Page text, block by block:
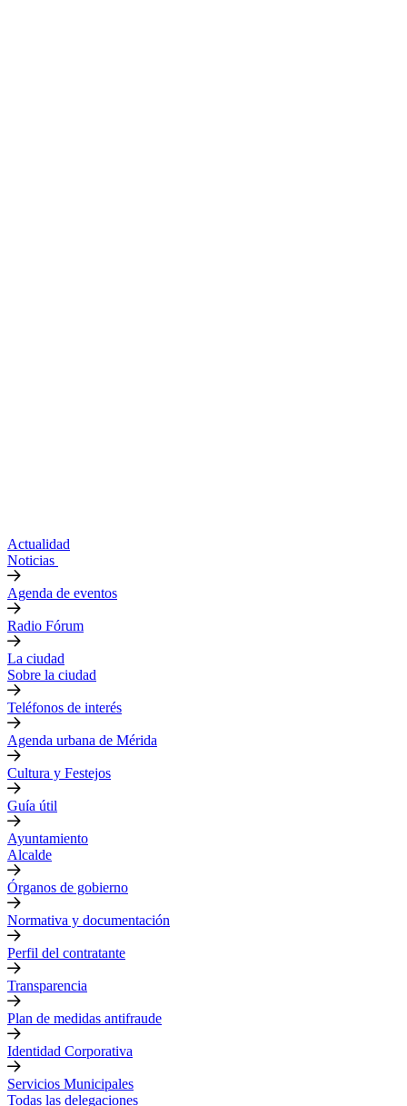
Actualidad
Noticias
Agenda de eventos
Radio Fórum
La ciudad
Sobre la ciudad
Teléfonos de interés
Agenda urbana de Mérida
Cultura y Festejos
Guía útil
Ayuntamiento
Alcalde
Órganos de gobierno
Normativa y documentación
Perfil del contratante
Transparencia
Plan de medidas antifraude
Identidad Corporativa
Servicios Municipales
Todas las delegaciones